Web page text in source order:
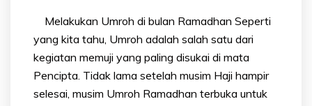
Melakukan Umroh di bulan Ramadhan Seperti
yang kita tahu, Umroh adalah salah satu dari
kegiatan memuji yang paling disukai di mata
Pencipta. Tidak lama setelah musim Haji hampir
selesai, musim Umroh Ramadhan terbuka untuk